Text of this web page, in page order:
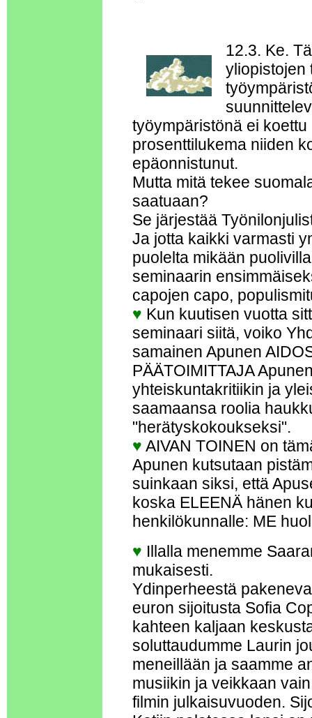
12.3. Ke.
yliopistojen
työympäristönä ei
prosenttilukema niiden
epäonnistunut.
Mutta mitä tekee
saatuaan?
Se järjestää
Ja jotta kaikki varmasti
puolelta mikään
seminaarin
capojen capo,
♥ Kun kuutisen vuotta
seminaari siitä, voiko
samainen Apunen
PÄÄTOIMITTAJA
yhteiskuntakritiikin ja
saamaansa roolia
"herätyskokoukseksi".
♥ AIVAN TOINEN on
Apunen kutsutaan
suinkaan siksi, että
koska ELEENÄ hänen
henkilökunnalle: ME
♥ Illalla menemme
mukaisesti.
Ydinperheestä
euron sijoitusta Sofia
kahteen kaljaan
soluttaudumme Laurin
meneillään ja saamme
musiikin ja veikkaan
filmin julkaisuvuoden.